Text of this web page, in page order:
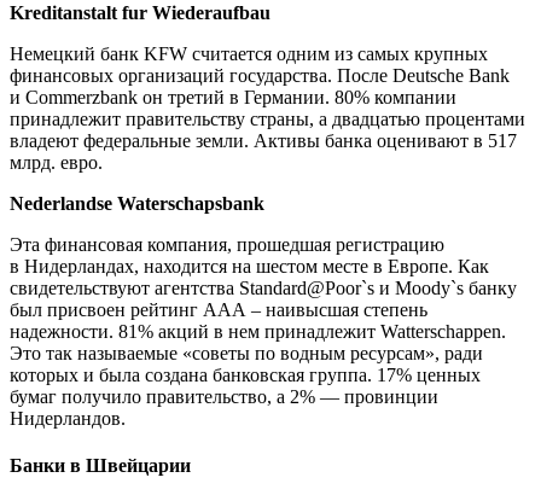
Kreditanstalt fur Wiederaufbau
Немецкий банк KFW считается одним из самых крупных
финансовых организаций государства. После Deutsche Bank
и Commerzbank он третий в Германии. 80% компании
принадлежит правительству страны, а двадцатью процентами
владеют федеральные земли. Активы банка оценивают в 517
млрд. евро.
Nederlandse Waterschapsbank
Эта финансовая компания, прошедшая регистрацию
в Нидерландах, находится на шестом месте в Европе. Как
свидетельствуют агентства Standard@Poor`s и Moody`s банку
был присвоен рейтинг ААА – наивысшая степень
надежности. 81% акций в нем принадлежит Watterschappen.
Это так называемые «советы по водным ресурсам», ради
которых и была создана банковская группа. 17% ценных
бумаг получило правительство, а 2% — провинции
Нидерландов.
Банки в Швейцарии